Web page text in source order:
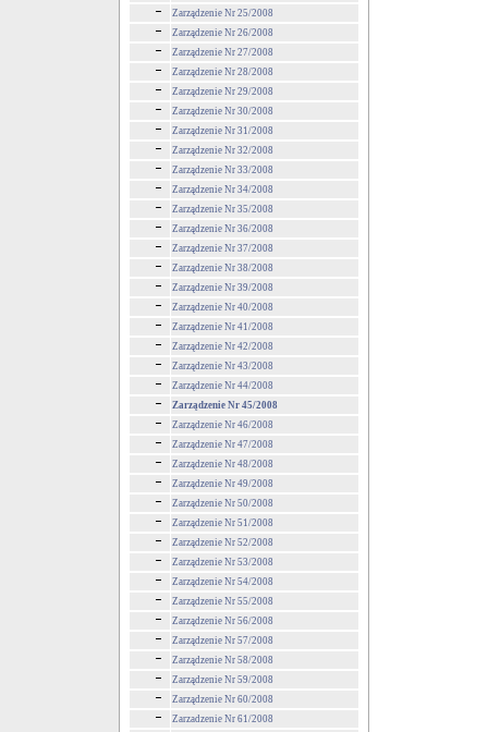
Zarządzenie Nr 25/2008
Zarządzenie Nr 26/2008
Zarządzenie Nr 27/2008
Zarządzenie Nr 28/2008
Zarządzenie Nr 29/2008
Zarządzenie Nr 30/2008
Zarządzenie Nr 31/2008
Zarządzenie Nr 32/2008
Zarządzenie Nr 33/2008
Zarządzenie Nr 34/2008
Zarządzenie Nr 35/2008
Zarządzenie Nr 36/2008
Zarządzenie Nr 37/2008
Zarządzenie Nr 38/2008
Zarządzenie Nr 39/2008
Zarządzenie Nr 40/2008
Zarządzenie Nr 41/2008
Zarządzenie Nr 42/2008
Zarządzenie Nr 43/2008
Zarządzenie Nr 44/2008
Zarządzenie Nr 45/2008
Zarządzenie Nr 46/2008
Zarządzenie Nr 47/2008
Zarządzenie Nr 48/2008
Zarządzenie Nr 49/2008
Zarządzenie Nr 50/2008
Zarządzenie Nr 51/2008
Zarządzenie Nr 52/2008
Zarządzenie Nr 53/2008
Zarządzenie Nr 54/2008
Zarządzenie Nr 55/2008
Zarządzenie Nr 56/2008
Zarządzenie Nr 57/2008
Zarządzenie Nr 58/2008
Zarządzenie Nr 59/2008
Zarządzenie Nr 60/2008
Zarzadzenie Nr 61/2008